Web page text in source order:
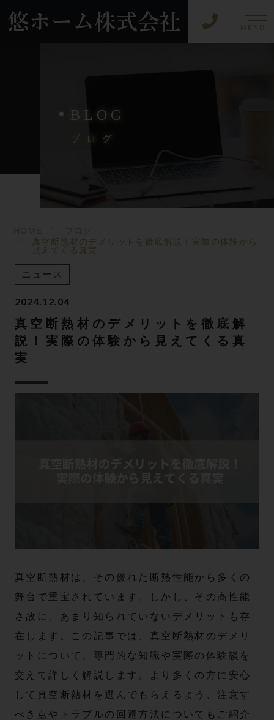
MENU
BLOG
ブログ
真空断熱材のデメリットを徹底解説！実際の体験から
見えてくる真実
ニュース
2024.12.04
真空断熱材のデメリットを徹底解
説！実際の体験から見えてくる真
実
真空断熱材は、その優れた断熱性能から多くの
舞台で重宝されています。しかし、その高性能
さ故に、あまり知られていないデメリットも存
在します。この記事では、真空断熱材のデメリ
ットについて、専門的な知識や実際の体験談を
交えて詳しく解説します。より多くの方に安心
して真空断熱材を選んでもらえるよう、注意す
べき点やトラブルの回避方法についてもご紹介